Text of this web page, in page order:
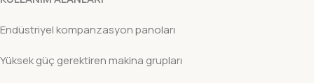
Endüstriyel kompanzasyon panoları
Yüksek güç gerektiren makina grupları